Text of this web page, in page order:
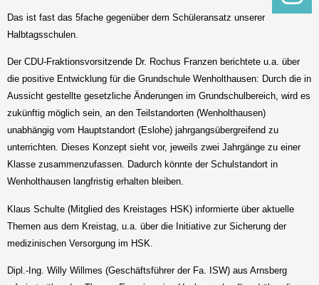
Das ist fast das 5fache gegenüber dem Schüleransatz unserer
Halbtagsschulen.
Der CDU-Fraktionsvorsitzende Dr. Rochus Franzen berichtete u.a. über
die positive Entwicklung für die Grundschule Wenholthausen: Durch die in
Aussicht gestellte gesetzliche Änderungen im Grundschulbereich, wird es
zukünftig möglich sein, an den Teilstandorten (Wenholthausen)
unabhängig vom Hauptstandort (Eslohe) jahrgangsübergreifend zu
unterrichten. Dieses Konzept sieht vor, jeweils zwei Jahrgänge zu einer
Klasse zusammenzufassen. Dadurch könnte der Schulstandort in
Wenholthausen langfristig erhalten bleiben.
Klaus Schulte (Mitglied des Kreistages HSK) informierte über aktuelle
Themen aus dem Kreistag, u.a. über die Initiative zur Sicherung der
medizinischen Versorgung im HSK.
Dipl.-Ing. Willy Willmes (Geschäftsführer der Fa. ISW) aus Arnsberg